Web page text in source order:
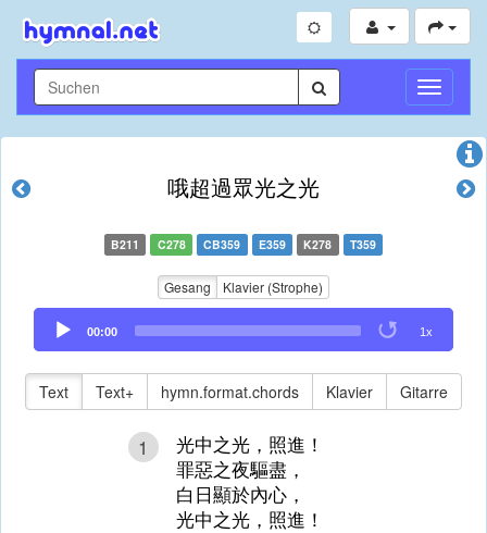
哦超過眾光之光
B211 C278 CB359 E359 K278 T359
Gesang Klavier (Strophe)
Audio
Player
00:00 1x
Text Text+ hymn.format.chords Klavier Gitarre
1
光中之光，照進！
罪惡之夜驅盡，
白日顯於內心，
光中之光，照進！